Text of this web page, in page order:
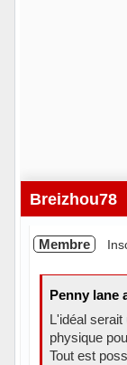
Breizhou78
Membre
Penny lane
L'idéal
physique
Tout est